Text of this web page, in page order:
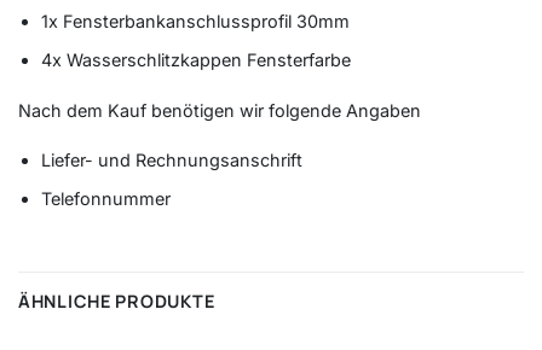
1x Fensterbankanschlussprofil 30mm
4x Wasserschlitzkappen Fensterfarbe
Nach dem Kauf benötigen wir folgende Angaben
Liefer- und Rechnungsanschrift
Telefonnummer
ÄHNLICHE PRODUKTE